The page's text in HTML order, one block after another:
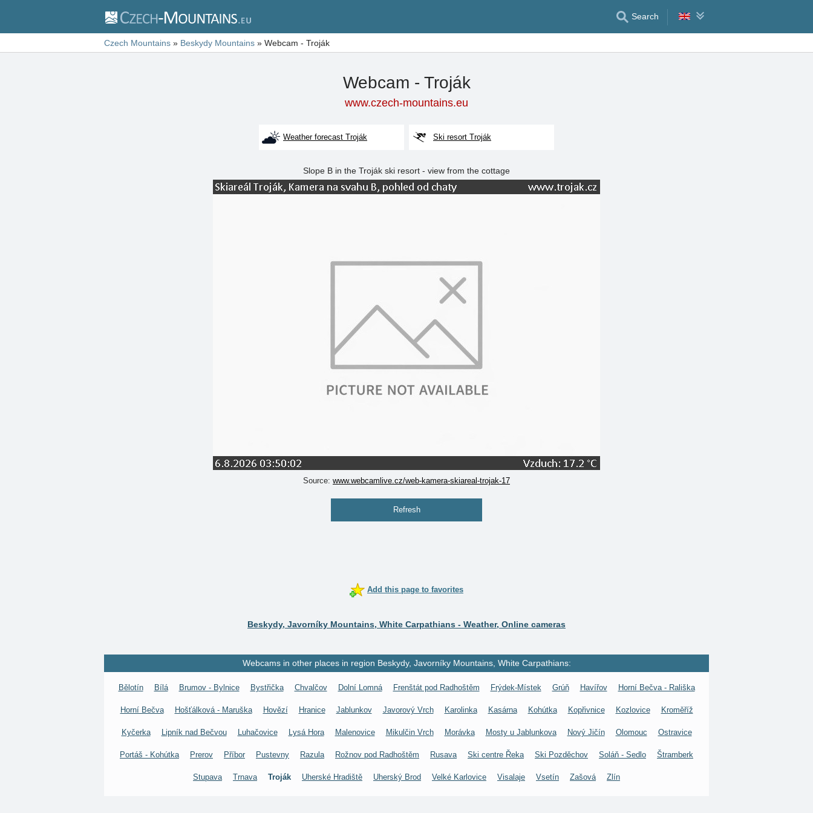
Search
Czech Mountains » Beskydy Mountains » Webcam - Troják
Webcam - Troják
www.czech-mountains.eu
Weather forecast Troják Ski resort Troják
Slope B in the Troják ski resort - view from the cottage
Source: www.webcamlive.cz/web-kamera-skiareal-trojak-17
Refresh
Add this page to favorites
Beskydy, Javorníky Mountains, White Carpathians - Weather, Online cameras
Webcams in other places in region Beskydy, Javorníky Mountains, White Carpathians:
Bělotín Bílá Brumov - Bylnice Bystřička Chvalčov Dolní Lomná Frenštát pod Radhoštěm Frýdek-Místek Grúň Havířov Horní Bečva - Rališka
Horní Bečva Hošťálková - Maruška Hovězí Hranice Jablunkov Javorový Vrch Karolinka Kasárna Kohútka Kopřivnice Kozlovice Kroměříž
Kyčerka Lipník nad Bečvou Luhačovice Lysá Hora Malenovice Mikulčin Vrch Morávka Mosty u Jablunkova Nový Jičín Olomouc Ostravice
Portáš - Kohútka Prerov Příbor Pustevny Razula Rožnov pod Radhoštěm Rusava Ski centre Řeka Ski Pozděchov Soláň - Sedlo Štramberk
Stupava Trnava Troják Uherské Hradiště Uherský Brod Velké Karlovice Visalaje Vsetín Zašová Zlín